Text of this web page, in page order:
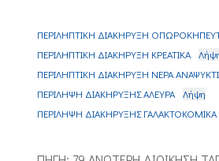
ΠΕΡΙΛΗΠΤΙΚΗ ΔΙΑΚΗΡΥΞΗ
ΠΕΡΙΛΗΠΤΙΚΗ ΔΙΑΚΗΡΥΞΗ ΚΡΕΑΤΙΚΑ
ΠΕΡΙΛΗΠΤΙΚΗ ΔΙΑΚΗΡΥΞΗ ΝΕΡΑ
ΠΕΡΙΛΗΨΗ ΔΙΑΚΗΡΥΞΗΣ ΑΛΕΥΡΑ
Λήψη
ΠΕΡΙΛΗΨΗ ΔΙΑΚΗΡΥΞΗΣ ΓΑΛΑΚΤΟΚΟΜΙΚΑ